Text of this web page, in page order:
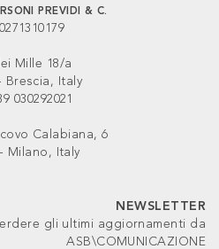
PREVIDI & C.
Mille 18/a
Brescia, Italy
030292021
Calabiana, 6
Milano, Italy
NEWSLETTER
gli ultimi aggiornamenti da
ASB\COMUNICAZIONE